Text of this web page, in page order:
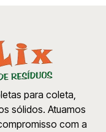
para coleta,
sólidos. Atuamos
com a